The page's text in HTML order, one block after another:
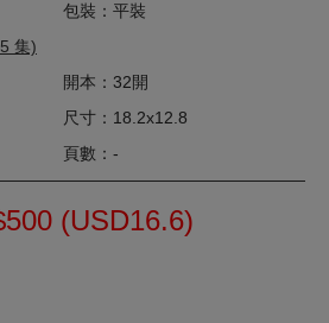
集)
包裝：平裝
開本：32開
尺寸：18.2x12.8
頁數：-
(USD16.6)